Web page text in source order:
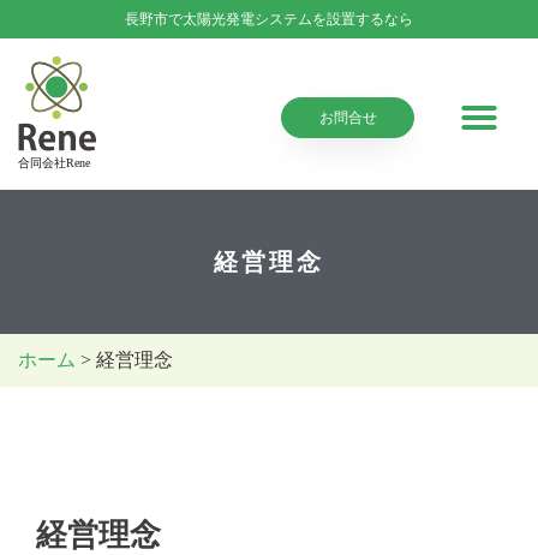
長野市で太陽光発電システムを設置するなら
合同会社Rene
お問合せ
経営理念
ホーム > 経営理念
経営理念